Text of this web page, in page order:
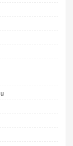
Yürüyoruz"
Önce